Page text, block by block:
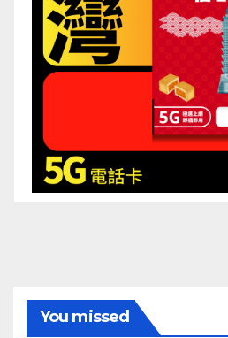
You missed